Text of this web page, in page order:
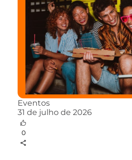
Eventos
31 de julho de 2026
0